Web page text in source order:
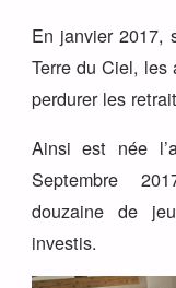
En janvier 2017,
Terre du Ciel, les
perdurer les
Ainsi est née
Septembre
douzaine de
investis.